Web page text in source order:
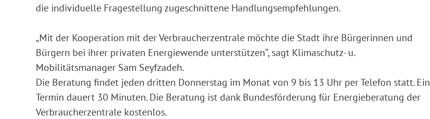
die individuelle Fragestellung zugeschnittene Handlungsempfehlungen.
„Mit der Kooperation mit der Verbraucherzentrale möchte die Stadt ihre Bürgerinnen und
Bürgern bei ihrer privaten Energiewende unterstützen“, sagt Klimaschutz- u.
Mobilitätsmanager Sam Seyfzadeh.
Die Beratung findet jeden dritten Donnerstag im Monat von 9 bis 13 Uhr per Telefon statt. Ein
Termin dauert 30 Minuten. Die Beratung ist dank Bundesförderung für Energieberatung der
Verbraucherzentrale kostenlos.